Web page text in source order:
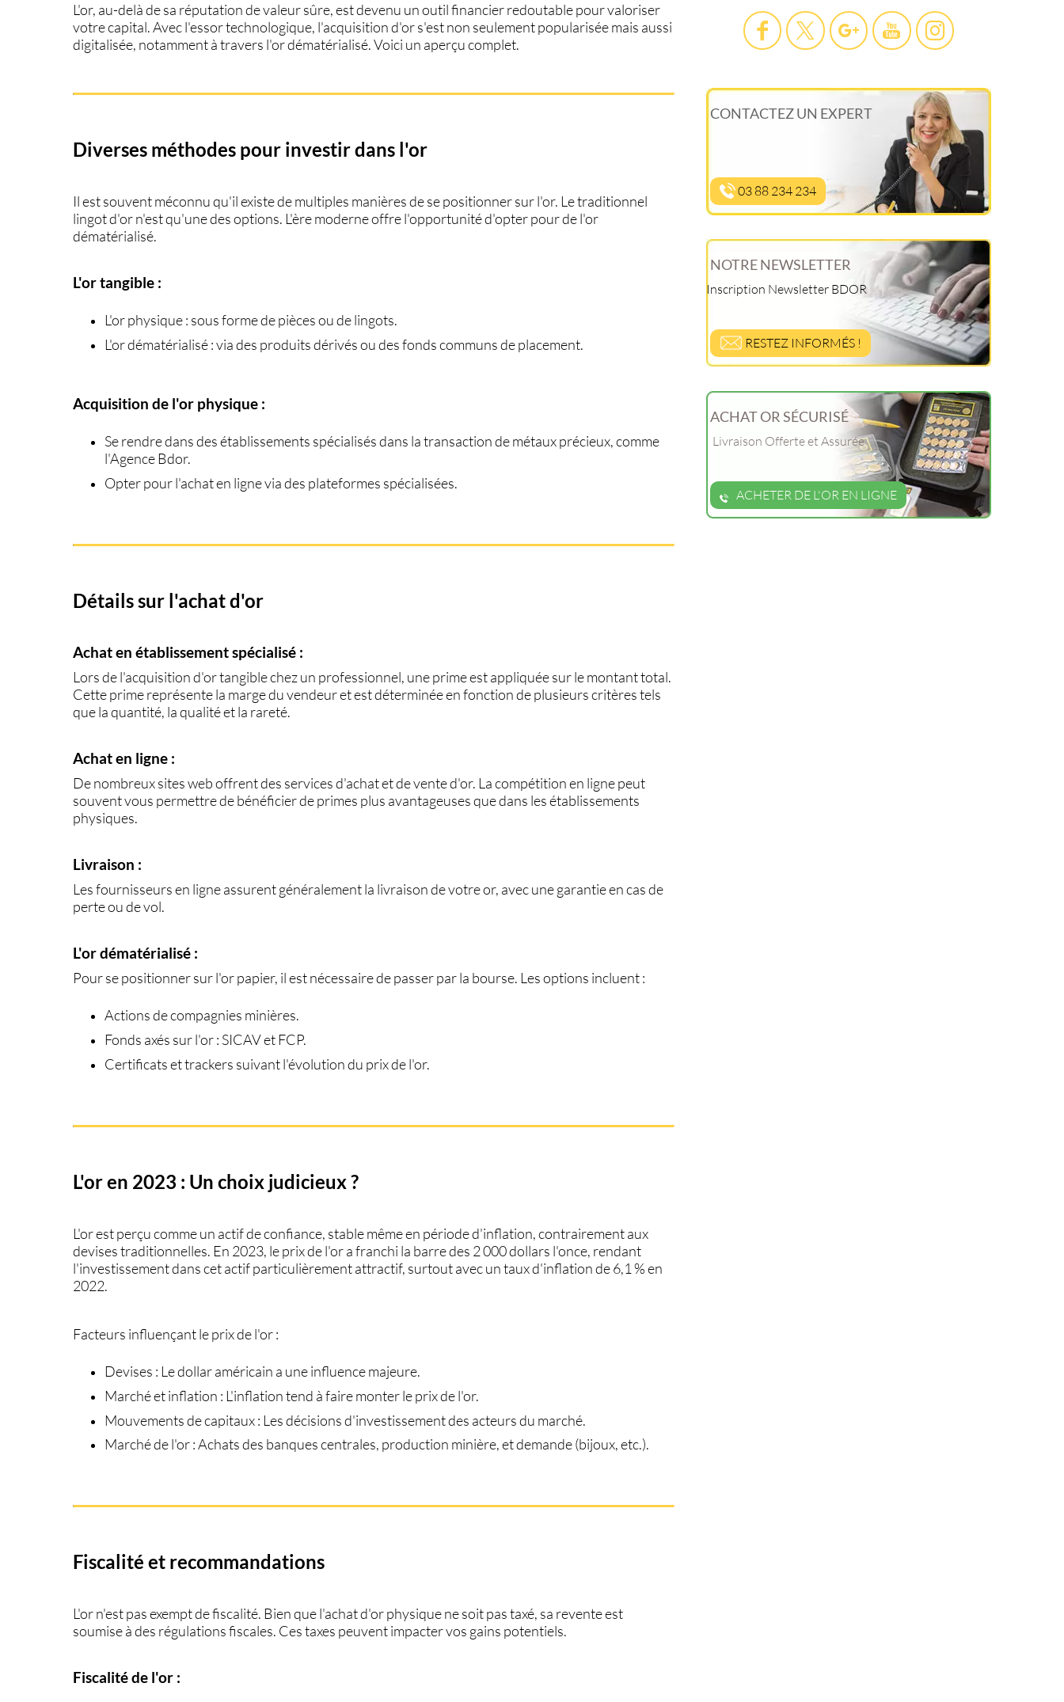
L'or, au-delà de sa réputation de valeur sûre, est devenu un outil financier redoutable pour valoriser
votre capital. Avec l'essor technologique, l'acquisition d'or s'est non seulement popularisée mais aussi
digitalisée, notamment à travers l'or dématérialisé. Voici un aperçu complet.
Diverses méthodes pour investir dans l'or
Il est souvent méconnu qu'il existe de multiples manières de se positionner sur l'or. Le traditionnel
lingot d'or n'est qu'une des options. L'ère moderne offre l'opportunité d'opter pour de l'or
dématérialisé.
L'or tangible :
L'or physique: sous forme de pièces ou de lingots.
L'or dématérialisé: via des produits dérivés ou des fonds communs de placement.
Acquisition de l'or physique :
Se rendre dans des établissements spécialisés dans la transaction de métaux précieux, comme
l'Agence Bdor.
Opter pour l'achat en ligne via des plateformes spécialisées.
Détails sur l'achat d'or
Achat en établissement spécialisé :
Lors de l'acquisition d'or tangible chez un professionnel, une prime est appliquée sur le montant total.
Cette prime représente la marge du vendeur et est déterminée en fonction de plusieurs critères tels
que la quantité, la qualité et la rareté.
Achat en ligne :
De nombreux sites web offrent des services d'achat et de vente d'or. La compétition en ligne peut
souvent vous permettre de bénéficier de primes plus avantageuses que dans les établissements
physiques.
Livraison :
Les fournisseurs en ligne assurent généralement la livraison de votre or, avec une garantie en cas de
perte ou de vol.
L'or dématérialisé :
Pour se positionner sur l'or papier, il est nécessaire de passer par la bourse. Les options incluent :
Actions de compagnies minières.
Fonds axés sur l'or : SICAV et FCP.
Certificats et trackers suivant l'évolution du prix de l'or.
L'or en 2023 : Un choix judicieux ?
L'or est perçu comme un actif de confiance, stable même en période d'inflation, contrairement aux
devises traditionnelles. En 2023, le prix de l'or a franchi la barre des 2 000 dollars l'once, rendant
l'investissement dans cet actif particulièrement attractif, surtout avec un taux d'inflation de 6,1 % en
2022.
Facteurs influençant le prix de l'or :
Devises : Le dollar américain a une influence majeure.
Marché et inflation : L'inflation tend à faire monter le prix de l'or.
Mouvements de capitaux: Les décisions d'investissement des acteurs du marché.
Marché de l'or: Achats des banques centrales, production minière, et demande (bijoux, etc.).
Fiscalité et recommandations
L'or n'est pas exempt de fiscalité. Bien que l'achat d'or physique ne soit pas taxé, sa revente est
soumise à des régulations fiscales. Ces taxes peuvent impacter vos gains potentiels.
Fiscalité de l'or :
CONTACTEZ UN EXPERT
03 88 234 234
NOTRE NEWSLETTER
Inscription Newsletter BDOR
RESTEZ INFORMÉS !
ACHAT OR SÉCURISÉ
Livraison Offerte et Assurée
ACHETER DE L'OR EN LIGNE